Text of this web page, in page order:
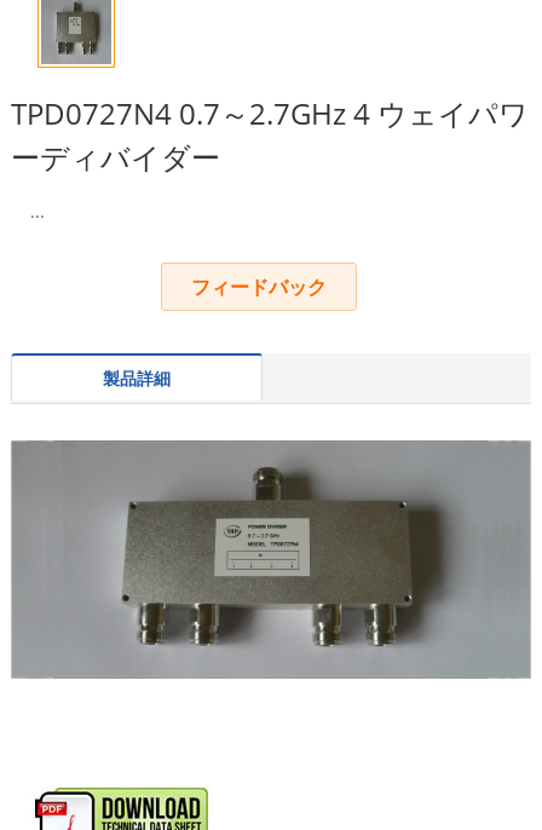
TPD0727N4 0.7～2.7GHz 4 ウェイパワ
ーディバイダー
...
フィードバック
製品詳細